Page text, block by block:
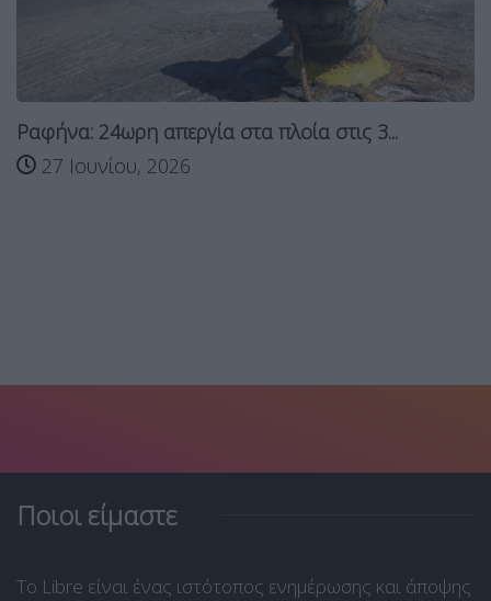
στα πλοία στις 3...
Ραφήνα: Τρίωρη
Ποιοι είμαστε
Το Libre είναι ένας ιστότοπος ενημέρωσης και άποψης